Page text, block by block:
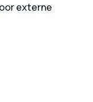
externe